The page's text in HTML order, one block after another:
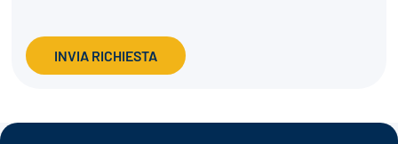
INVIA RICHIESTA